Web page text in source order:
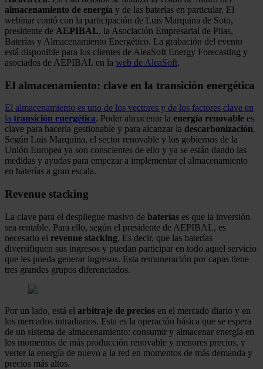
almacenamiento de energía y de las baterías en particular. El
webinar contó con la participación de Luis Marquina de Soto,
presidente de AEPIBAL, la Asociación Empresarial de Pilas,
Baterías y Almacenamiento Energético. La grabación del evento
está disponible para los clientes de AleaSoft Energy Forecasting y
asociados de AEPIBAL en la web de AleaSoft.
El almacenamiento: clave en la transición energética
El almacenamiento es uno de los vectores y de los factores clave en
la transición energética. Poder almacenar la energía renovable es
clave para hacerla gestionable y para alcanzar la descarbonización.
Según Luis Marquina, el sector renovable y los gobiernos de la
Unión Europea ya son conscientes de ello y ya se están dando las
medidas y ayudas para empezar a implementar el almacenamiento
en baterías a gran escala.
Revenue stacking
La clave para el despliegue masivo de baterías es que la inversión
sea rentable. Para ello, según el presidente de AEPIBAL, es
necesario el revenue stacking. Es decir, que las baterías
diversifiquen sus ingresos y puedan participar en todo aquel servicio
que les pueda generar ingresos. Esta remuneración por capas tiene
tres grandes grupos diferenciados.
Por un lado, está el arbitraje de precios en el mercado diario y en
los mercados intradiarios. Esta es la operación básica que se espera
de un sistema de almacenamiento: consumir y almacenar energía en
los momentos de más producción renovable y menores precios, y
verter la energía de nuevo a la red en momentos de más demanda y
precios más altos.